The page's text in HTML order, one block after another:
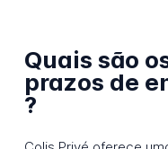
Quais são
prazos de
?